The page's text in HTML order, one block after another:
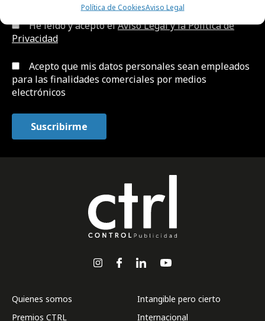
Política de CookiesAviso Legal
He leído y acepto elAviso Legal y la Política de
Privacidad
Acepto que mis datos personales sean empleados
para las finalidades comerciales por medios
electrónicos
Quienes somos
Premios CTRL
Intangible pero cierto
Internacional